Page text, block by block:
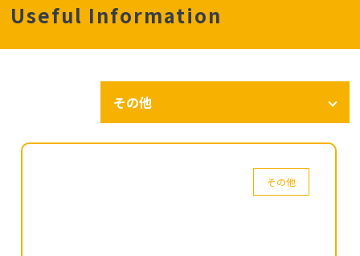
Useful Information
その他
その他